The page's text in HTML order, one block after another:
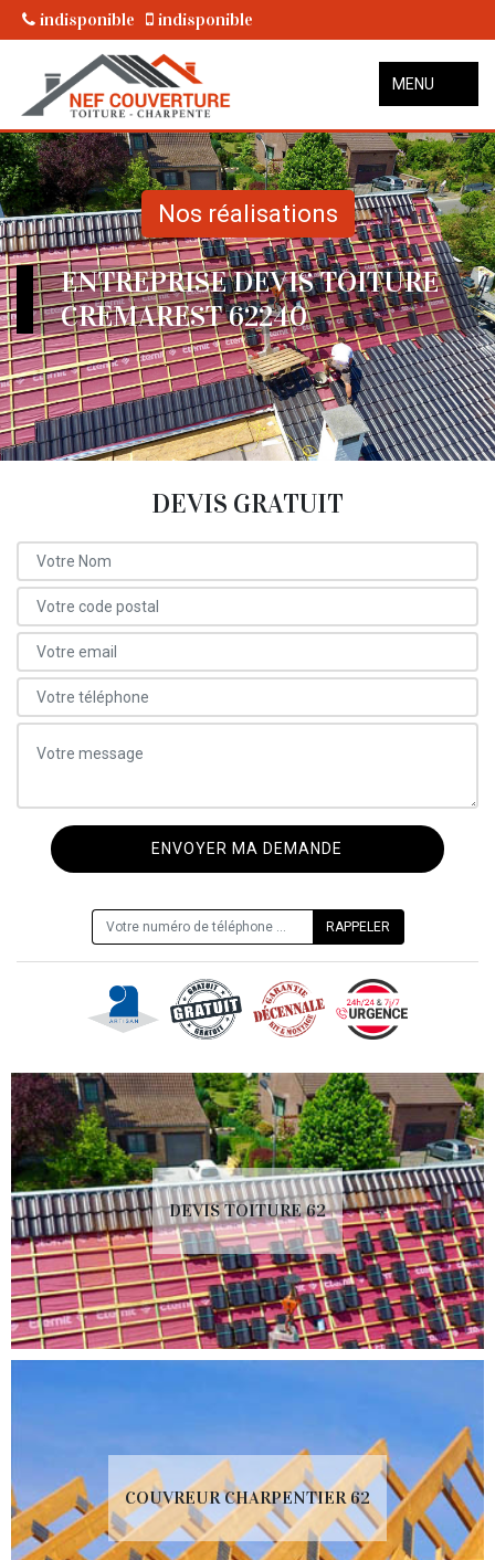
indisponible indisponible
MENU
Nos réalisations
ENTREPRISE DEVIS TOITURE
CREMAREST 62240
DEVIS GRATUIT
DEVIS TOITURE 62
COUVREUR CHARPENTIER 62